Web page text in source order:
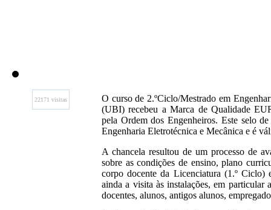
22171 visitas
O curso de 2.ºCiclo/Mestrado em
(UBI) recebeu a Marca de Qualidade
pela Ordem dos Engenheiros. Este selo
Engenharia Eletrotécnica e Mecânica e é
A chancela resultou de um processo de
sobre as condições de ensino, plano
corpo docente da Licenciatura (1.º Ciclo)
ainda a visita às instalações, em particular
docentes, alunos, antigos alunos,